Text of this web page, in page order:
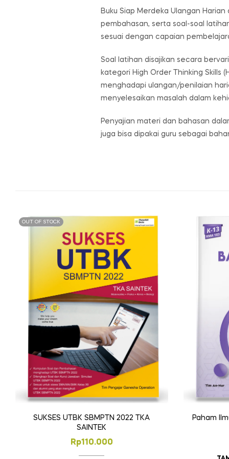
Buku Siap Merdeka Ulangan
pembahasan, serta soal-soal
sesuai dengan capaian
Soal latihan disajikan secara
kategori High Order Thinking Skills
menghadapi ulangan/penilaian
menyelesaikan masalah dalam
Penyajian materi dan bahasan
juga bisa dipakai guru sebagai
OUT OF STOCK
SUKSES UTBK SBMPTN 2022 TKA
SAINTEK
Rp110.000
Paham